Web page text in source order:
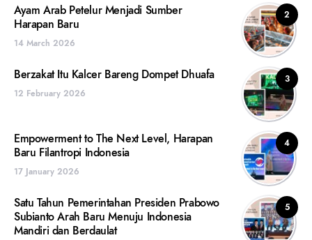
2
Ayam Arab Petelur Menjadi Sumber
Harapan Baru
14 March 2026
3
Berzakat Itu Kalcer Bareng Dompet Dhuafa
12 February 2026
4
Empowerment to The Next Level, Harapan
Baru Filantropi Indonesia
17 January 2026
5
Satu Tahun Pemerintahan Presiden Prabowo
Subianto Arah Baru Menuju Indonesia
Mandiri dan Berdaulat